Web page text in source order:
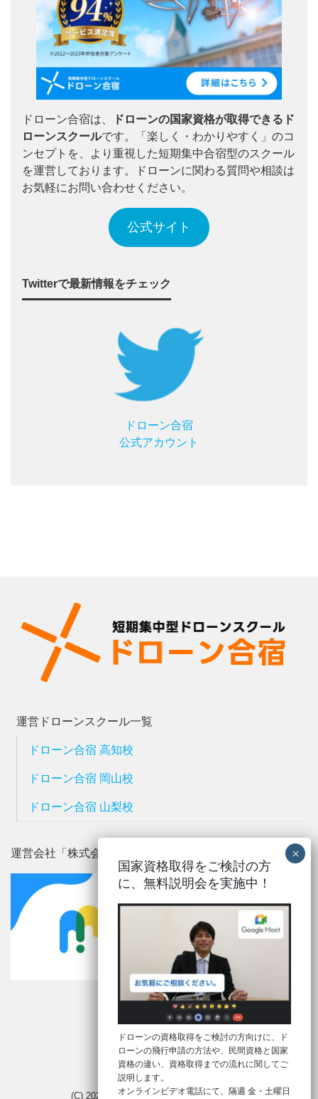
ドローン合宿は、
ドローンの国家資格が取得できるド
ローンスクールです。「楽しく・わかりやすく」のコ
ンセプトを、より重視した短期集中合宿型のスクール
を運営しております。ドローンに関わる質問や相談は
お気軽にお問い合わせください。
公式サイト
Twitterで最新情報をチェック
ドローン合宿
公式アカウント
運営ドローンスクール一覧
ドローン合宿 高知校
ドローン合宿 岡山校
ドローン合宿 山梨校
運営会社「株式会社メルタ」
Mobile| Desktop
(C) 2026 ドローン合宿. All rights reserved.
国家資格取得をご検討の方
に、 無料説明会を実施中！
ドローンの資格取得をご検討の方向けに、ド
ローンの飛行申請の方法や、民間資格と国家
資格の違い、資格取得までの流れに関してご
説明します。
オンラインビデオ電話にて、隔週 金・土曜日